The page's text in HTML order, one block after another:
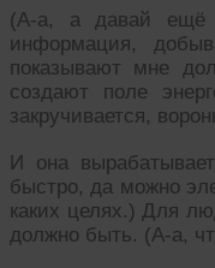
(А-а, а давай ещё
информация,
показывают мне
создают поле
закручивается,
И она
быстро, да можно
каких целях.) Для
должно быть. (А-а,